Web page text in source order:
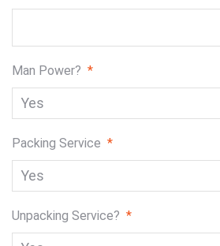
Man Power? *
Packing Service *
Unpacking Service? *